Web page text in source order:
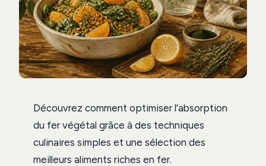
Découvrez comment optimiser l’absorption
du fer végétal grâce à des techniques
culinaires simples et une sélection des
meilleurs aliments riches en fer.